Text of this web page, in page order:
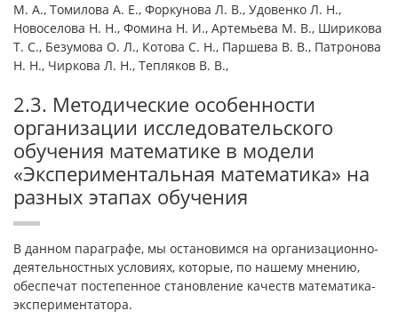
М. А., Томилова А. Е., Форкунова Л. В., Удовенко Л. Н.,
Новоселова Н. Н., Фомина Н. И., Артемьева М. В., Ширикова
Т. С., Безумова О. Л., Котова С. Н., Паршева В. В., Патронова
Н. Н., Чиркова Л. Н., Тепляков В. В.,
2.3. Методические особенности
организации исследовательского
обучения математике в модели
«Экспериментальная математика» на
разных этапах обучения
В данном параграфе, мы остановимся на организационно-
деятельностных условиях, которые, по нашему мнению,
обеспечат постепенное становление качеств математика-
экспериментатора.